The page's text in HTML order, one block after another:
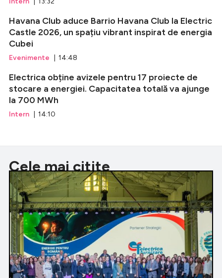
Havana Club aduce Barrio Havana Club la Electric
Castle 2026, un spațiu vibrant inspirat de energia
Cubei
Evenimente | 14:48
Electrica obține avizele pentru 17 proiecte de
stocare a energiei. Capacitatea totală va ajunge
la 700 MWh
Intern | 14:10
Cele mai citite